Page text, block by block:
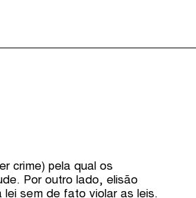
crime) pela qual os
Por outro lado, elisão
sem de fato violar as leis.